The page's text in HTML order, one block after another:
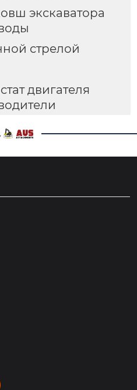
экскаватора
стрелой
двигателя